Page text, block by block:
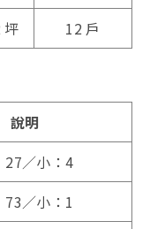
坪 12 戶
說明
27／小：4
73／小：1